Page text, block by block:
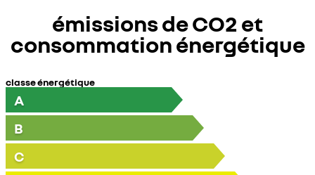
émissions de CO2 et
consommation énergétique
classe énergétique
A
B
C